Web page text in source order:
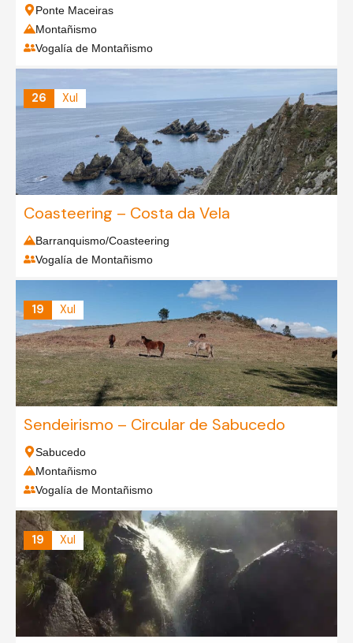
Ponte Maceiras
Montañismo
Vogalía de Montañismo
26 Xul
Coasteering – Costa da Vela
Barranquismo/Coasteering
Vogalía de Montañismo
19 Xul
Sendeirismo – Circular de Sabucedo
Sabucedo
Montañismo
Vogalía de Montañismo
19 Xul